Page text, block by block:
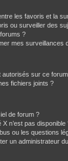
les favoris et la
ou surveiller des
?
mes surveillances
autorisés sur ce
fichiers joints ?
de forum ?
n’est pas disponible
ou les questions
un administrateur